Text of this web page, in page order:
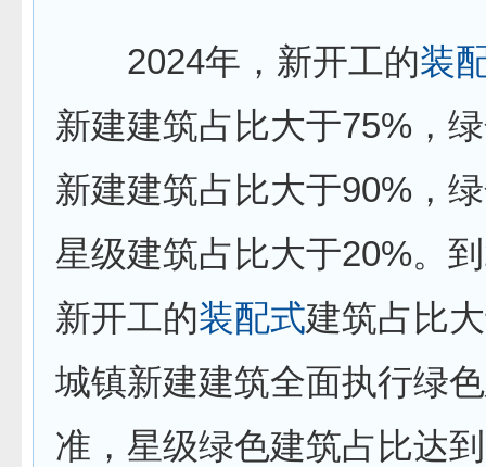
2024年，新开工的装
新建建筑占比大于75%，
新建建筑占比大于90%，
星级建筑占比大于20%。
新开工的装配式建筑占比
城镇新建建筑全面执行绿
准，星级绿色建筑占比达